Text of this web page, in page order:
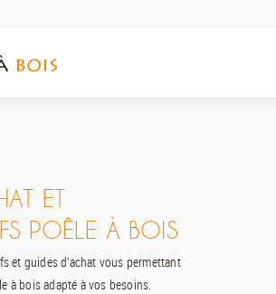
ET
POÊLE À BOIS
et guides d’achat vous permettant
à bois adapté à vos besoins.